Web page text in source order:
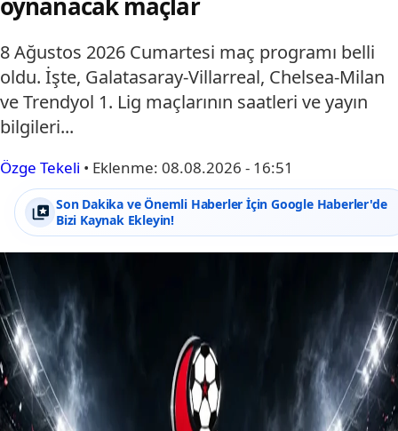
oynanacak maçlar
8 Ağustos 2026 Cumartesi maç programı belli
oldu. İşte, Galatasaray-Villarreal, Chelsea-Milan
ve Trendyol 1. Lig maçlarının saatleri ve yayın
bilgileri...
Özge Tekeli • Eklenme: 08.08.2026 - 16:51
Son Dakika ve Önemli Haberler İçin Google Haberler'de
Bizi Kaynak Ekleyin!